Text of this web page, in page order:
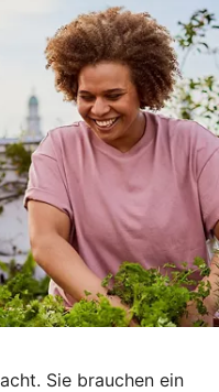
Sie brauchen ein